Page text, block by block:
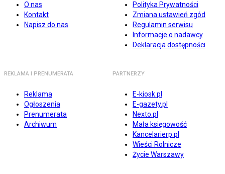
O nas
Kontakt
Napisz do nas
Polityka Prywatności
Zmiana ustawień zgód
Regulamin serwisu
Informacje o nadawcy
Deklaracja dostępności
REKLAMA I PRENUMERATA
Reklama
Ogłoszenia
Prenumerata
Archiwum
PARTNERZY
E-kiosk.pl
E-gazety.pl
Nexto.pl
Mała księgowość
Kancelarierp.pl
Wieści Rolnicze
Życie Warszawy